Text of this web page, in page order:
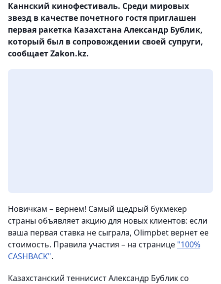
Каннский кинофестиваль. Среди мировых
звезд в качестве почетного гостя приглашен
первая ракетка Казахстана Александр Бублик,
который был в сопровождении своей супруги,
сообщает Zakon.kz.
Новичкам – вернем! Самый щедрый букмекер
страны объявляет акцию для новых клиентов: если
ваша первая ставка не сыграла, Olimpbet вернет ее
стоимость. Правила участия – на странице "100%
CASHBACK".
Казахстанский теннисист Александр Бублик со